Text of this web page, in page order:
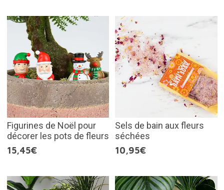
Figurines de Noël pour
décorer les pots de fleurs
15,45€
Sels de bain aux fleurs
séchées
10,95€